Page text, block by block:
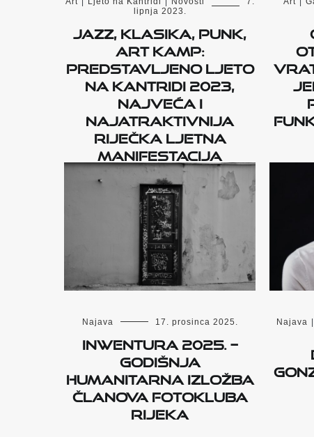
lipnja 2023.
Jazz, klasika, punk,
Art Kamp:
Predstavljeno Ljeto
na Kantridi 2023,
najveća i
najatraktivnija
riječka ljetna
manifestacija
Najava 17. prosinca 2025.
INWENTURA 2025. –
godišnja
humanitarna izložba
članova Fotokluba
Rijeka
Najava |